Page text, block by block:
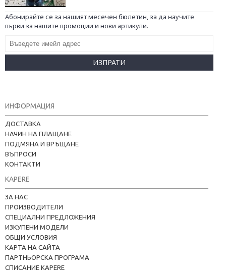
Абонирайте се за нашият месечен бюлетин, за да научите
първи за нашите промоции и нови артикули.
ИЗПРАТИ
ИНФОРМАЦИЯ
ДОСТАВКА
НАЧИН НА ПЛАЩАНЕ
ПОДМЯНА И ВРЪЩАНЕ
ВЪПРОСИ
КОНТАКТИ
KAPERE
ЗА НАС
ПРОИЗВОДИТЕЛИ
СПЕЦИАЛНИ ПРЕДЛОЖЕНИЯ
ИЗКУПЕНИ МОДЕЛИ
ОБЩИ УСЛОВИЯ
КАРТА НА САЙТА
ПАРТНЬОРСКА ПРОГРАМА
СПИСАНИЕ KAPERE